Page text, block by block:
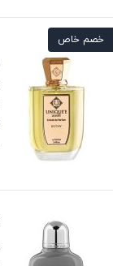
خصم خاص